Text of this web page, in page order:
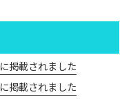
掲載されました
掲載されました